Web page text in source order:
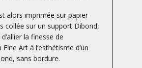
alors imprimée sur papier
collée sur un support Dibond,
la finesse de
Fine Art à l’esthétisme d’un
sans bordure.